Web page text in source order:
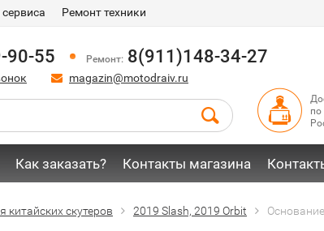
Ремонт техники
90-55 Ремонт: 8(911)148-34-27
magazin@motodraiv.ru
по
Как заказать? Контакты магазина
китайских скутеров 2019 Slash, 2019 Orbit